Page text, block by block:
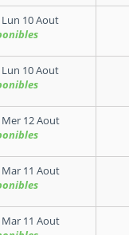
Lun 10 Aout
Lun 10 Aout
Mer 12 Aout
Mar 11 Aout
Mar 11 Aout